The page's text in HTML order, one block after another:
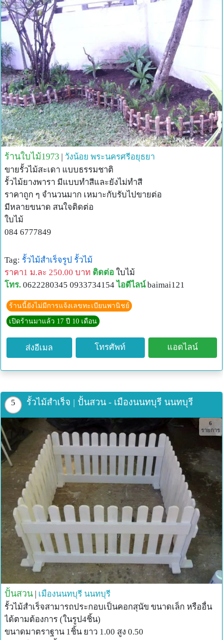
ร้านใบไม้1973 | วังน้อย พระนครศรีอยุธยา
ขายรั้วไม้สะเดา แบบธรรมชาติ
รั้วไม้ยางพารา มีแบบทำสีและยังไม่ทำสี
ราคาถูก ๆ จำนวนมาก เหมาะกับรับไปขายต่อ
มีหลายขนาด สนใจติดต่อ
ใบไม้
084 6777849
Tag: รั้วไม้สำเร็จรูป รั้วไม้
ราคา1 ม.ละ 250.00 บาท ติดต่อ ใบไม้
โทร. 0622280345 0933734154 ไอดีไลน์ baimai121
ร้านนี้ยังไม่มีการแจ้งเลขทะเบียนพานิชย์
เปิดร้านมาแล้ว 17 ปี 10 เดือน
ส่งอีเมล โทรศัพท์ แอดไลน์
5 รั้วไม้สำเร็จ | ปั้นสวน - เมืองนนทบุรี นนทบุรี
6
รายการ
ปั้นสวน | เมืองนนทบุรี นนทบุรี
รั้วไม้สำเร็จสามารถประกอบเป็นคอกสุนัข ขนาดเล็ก หรืออื่น
ได้ตามต้องการ (ในรูป4ชิ้น)
ขนาดมาตราฐาน 1ชิ้น ยาว 1.00 สูง 0.50